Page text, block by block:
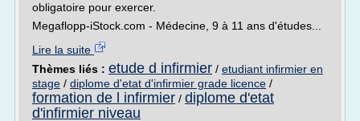
obligatoire pour exercer.
Megaflopp-iStock.com - Médecine, 9 à 11 ans d'études...
Lire la suite
Thèmes liés : etude d infirmier / etudiant infirmier en
stage / diplome d'etat d'infirmier grade licence /
formation de l infirmier / diplome d'etat
d'infirmier niveau